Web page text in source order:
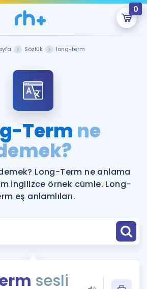
0
Şifremi Hatırlamıyorum
Şu An Boş.
hazırlayacak onlarca eğitim seni
bekliyor!
İngilizce Gramer
Sözlük long-term
Term ne
Long-Term ne anlama
İngilizce örnek cümle. Long-
eş anlamlıları.
sesli